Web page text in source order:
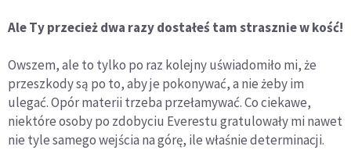
Ale Ty przecież dwa razy dostałeś tam strasznie w kość!
Owszem, ale to tylko po raz kolejny uświadomiło mi, że
przeszkody są po to, aby je pokonywać, a nie żeby im
ulegać. Opór materii trzeba przełamywać. Co ciekawe,
niektóre osoby po zdobyciu Everestu gratulowały mi nawet
nie tyle samego wejścia na górę, ile właśnie determinacji.